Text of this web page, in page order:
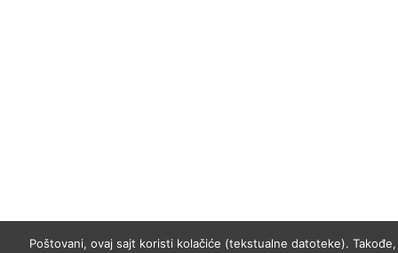
Poštovani, ovaj sajt koristi kolačiće (tekstualne datoteke).